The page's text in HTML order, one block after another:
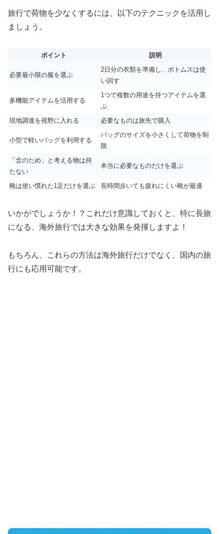
旅行で荷物を少なくするには、以下のテクニックを活用し
ましょう。
ポイント 説明
必要最小限の服を選ぶ
2日分の衣類を準備し、ボトムスは使
い回す
多機能アイテムを活用する
1つで複数の用途を持つアイテムを選
ぶ
現地調達を視野に入れる
必要なものは旅先で購入
小型で軽いバッグを利用する
バッグのサイズを小さくして荷物を制
限
「念のため」と考える物は持
たない
本当に必要なものだけを選ぶ
靴は使い慣れた1足だけを選ぶ 長時間歩いても疲れにくい靴が最適
いかがでしょうか！？これだけ意識しておくと、特に長旅
になる、海外旅行では大きな効果を発揮しますよ！
もちろん、これらの方法は海外旅行だけでなく、国内の旅
行にも応用可能です。